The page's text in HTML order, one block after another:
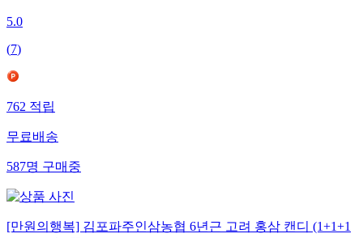
5.0
(7)
762적립
무료배송
587명구매중
[만원의행복] 김포파주인삼농협 6년근 고려 홍삼 캔디 (1+1+1